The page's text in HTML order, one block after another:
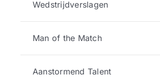
Wedstrijdverslagen
Man of the Match
Aanstormend Talent